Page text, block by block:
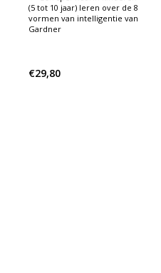
(5 tot 10 jaar) leren over de 8
vormen van intelligentie van
Gardner
€29,80